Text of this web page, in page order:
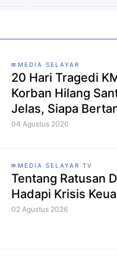
MEDIA SELAYAR
20 Hari Tragedi
Korban Hilang
Jelas, Siapa
04 Agustus 2026
MEDIA SELAYAR TV
Tentang Ratusan
Hadapi Krisis
02 Agustus 2026